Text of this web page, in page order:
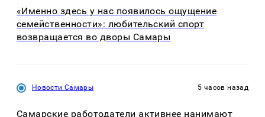
«Именно здесь у нас появилось ощущение
семейственности»: любительский спорт
возвращается во дворы Самары
Новости Самары 5 часов назад
Самарские работодатели активнее нанимают